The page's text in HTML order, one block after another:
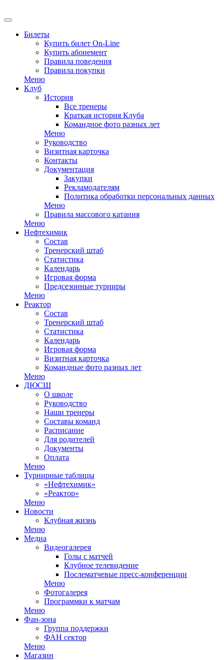
Билеты
Купить билет On-Line
Купить абонемент
Правила поведения
Правила покупки
Меню
Клуб
История
Все тренеры
Краткая история Клуба
Командное фото разных лет
Меню
Руководство
Визитная карточка
Контакты
Документация
Закупки
Рекламодателям
Политика обработки персональных данных
Меню
Правила массового катания
Меню
Нефтехимик
Состав
Тренерский штаб
Статистика
Календарь
Игровая форма
Предсезонные турниры
Меню
Реактор
Состав
Тренерский штаб
Статистика
Календарь
Игровая форма
Визитная карточка
Командные фото разных лет
Меню
ДЮСШ
О школе
Руководство
Наши тренеры
Составы команд
Расписание
Для родителей
Документы
Оплата
Меню
Турнирные таблицы
«Нефтехимик»
«Реактор»
Меню
Новости
Клубная жизнь
Меню
Медиа
Видеогалерея
Голы с матчей
Клубное телевидение
Послематчевые пресс-конференции
Меню
Фотогалерея
Программки к матчам
Меню
Фан-зона
Группа поддержки
ФАН сектор
Меню
Магазин